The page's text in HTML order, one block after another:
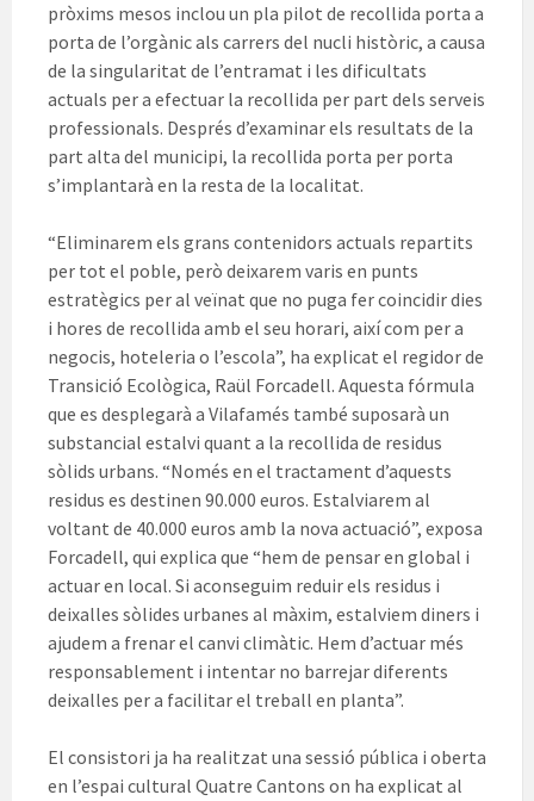
pròxims mesos inclou un pla pilot de recollida porta a
porta de l’orgànic als carrers del nucli històric, a causa
de la singularitat de l’entramat i les dificultats
actuals per a efectuar la recollida per part dels serveis
professionals. Després d’examinar els resultats de la
part alta del municipi, la recollida porta per porta
s’implantarà en la resta de la localitat.
“Eliminarem els grans contenidors actuals repartits
per tot el poble, però deixarem varis en punts
estratègics per al veïnat que no puga fer coincidir dies
i hores de recollida amb el seu horari, així com per a
negocis, hoteleria o l’escola”, ha explicat el regidor de
Transició Ecològica, Raül Forcadell. Aquesta fórmula
que es desplegarà a Vilafamés també suposarà un
substancial estalvi quant a la recollida de residus
sòlids urbans. “Només en el tractament d’aquests
residus es destinen 90.000 euros. Estalviarem al
voltant de 40.000 euros amb la nova actuació”, exposa
Forcadell, qui explica que “hem de pensar en global i
actuar en local. Si aconseguim reduir els residus i
deixalles sòlides urbanes al màxim, estalviem diners i
ajudem a frenar el canvi climàtic. Hem d’actuar més
responsablement i intentar no barrejar diferents
deixalles per a facilitar el treball en planta”.
El consistori ja ha realitzat una sessió pública i oberta
en l’espai cultural Quatre Cantons on ha explicat al